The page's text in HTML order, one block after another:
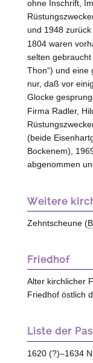
ohne Inschrift,
und 1948 zurück
1804 waren
selten
Thon“) und eine
nur, daß vor
Glocke
Firma Radler,
(beide
Bockenem),
abgenommen
Weitere
Zehntscheune (
Friedhof
Alter kirchlicher
Friedhof östlich
Liste der
1620 (?)–1634